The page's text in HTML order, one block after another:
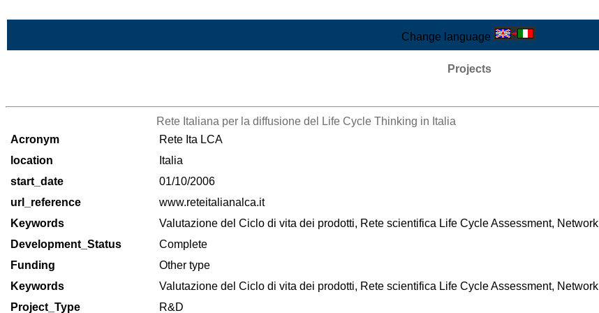
Change language
Projects
Rete Italiana per la diffusione del Life Cycle Thinking in Italia
Acronym
Rete Ita LCA
location
Italia
start_date
01/10/2006
url_reference
www.reteitalianalca.it
Keywords
Valutazione del Ciclo di vita dei prodotti, Rete scientifica Life Cycle Assessment, Network
Development_Status
Complete
Funding
Other type
Keywords
Valutazione del Ciclo di vita dei prodotti, Rete scientifica Life Cycle Assessment, Network
Project_Type
R&D